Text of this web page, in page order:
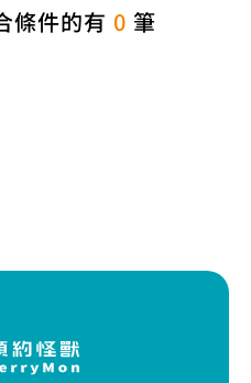
條件的有 0 筆